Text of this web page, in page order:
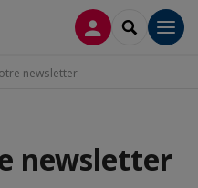
CONNEXION
newsletter
newsletter